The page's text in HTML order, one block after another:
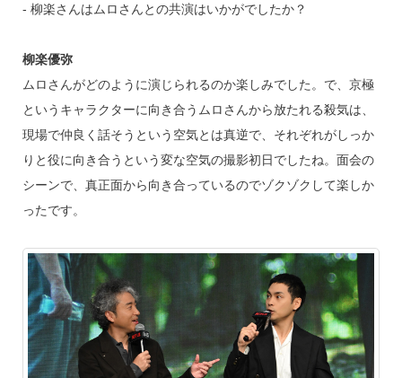
‐ 柳楽さんはムロさんとの共演はいかがでしたか？
柳楽優弥
ムロさんがどのように演じられるのか楽しみでした。で、京極
というキャラクターに向き合うムロさんから放たれる殺気は、
現場で仲良く話そうという空気とは真逆で、それぞれがしっか
りと役に向き合うという変な空気の撮影初日でしたね。面会の
シーンで、真正面から向き合っているのでゾクゾクして楽しか
ったです。